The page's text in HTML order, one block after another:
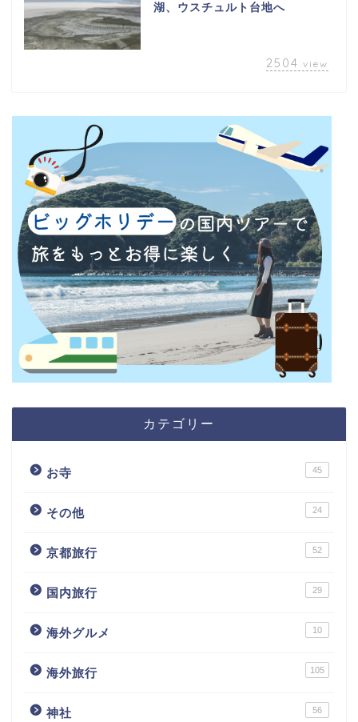
湖、ウスチュルト台地へ
2504 view
カテゴリー
お寺 45
その他 24
京都旅行 52
国内旅行 29
海外グルメ 10
海外旅行 105
神社 56